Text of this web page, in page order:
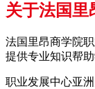
关于法国里
法国里昂商学院
提供专业知识帮
职业发展中心亚